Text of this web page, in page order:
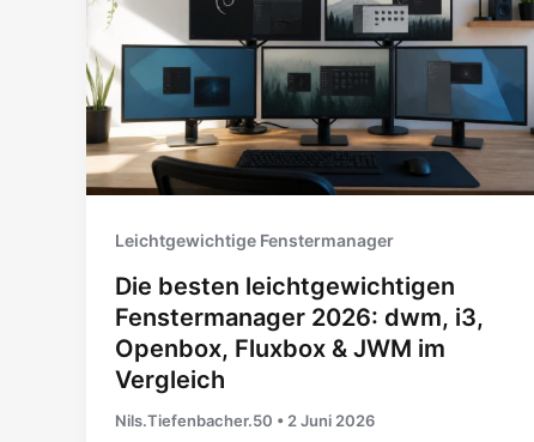
Leichtgewichtige Fenstermanager
Die besten leichtgewichtigen
Fenstermanager 2026: dwm, i3,
Openbox, Fluxbox & JWM im
Vergleich
Nils.Tiefenbacher.50 •2 Juni 2026